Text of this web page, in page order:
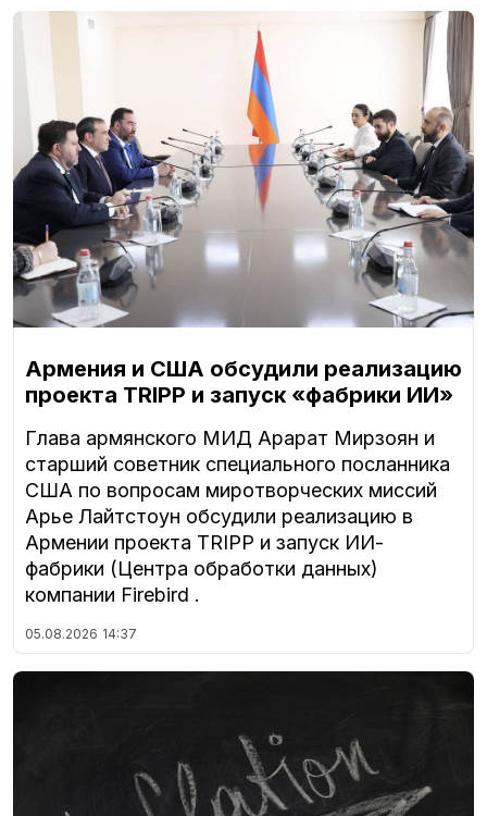
Армения и США обсудили реализацию
проекта TRIPP и запуск «фабрики ИИ»
Глава армянского МИД Арарат Мирзоян и
старший советник специального посланника
США по вопросам миротворческих миссий
Арье Лайтстоун обсудили реализацию в
Армении проекта TRIPP и запуск ИИ-
фабрики (Центра обработки данных)
компании Firebird .
05.08.2026 14:37